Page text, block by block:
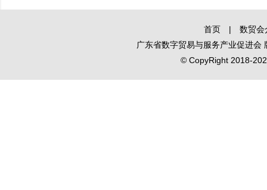
首页 |
数贸会
广东省数字贸易与服务产业促进会
© CopyRight 2018-